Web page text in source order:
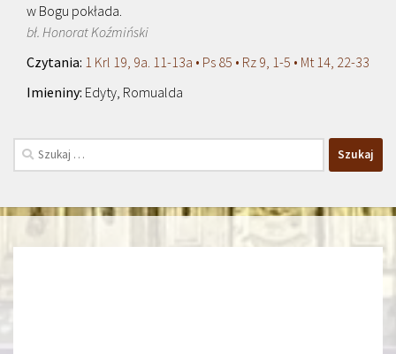
w Bogu pokłada.
bł. Honorat Koźmiński
1 Krl 19, 9a. 11-13a • Ps 85 • Rz 9, 1-5 • Mt 14, 22-33
Edyty, Romualda
Szukaj: